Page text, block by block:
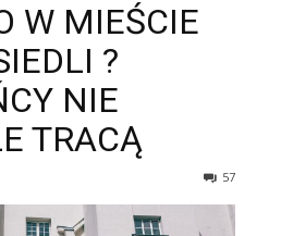
W MIEŚCIE
?
NIE
TRACĄ
57